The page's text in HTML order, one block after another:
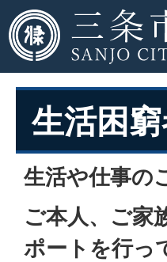
生活困
生活や仕事の
ご本人、ご家
ポートを行っ